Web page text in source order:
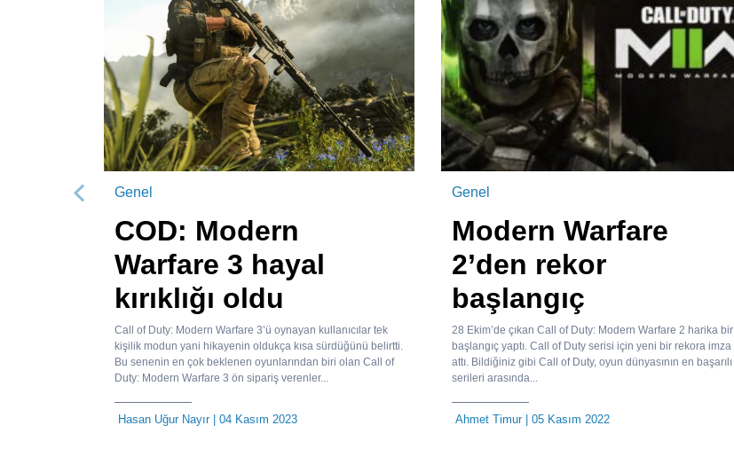
Genel
COD: Modern
Warfare 3 hayal
kırıklığı oldu
Call of Duty: Modern Warfare 3’ü oynayan kullanıcılar tek
kişilik modun yani hikayenin oldukça kısa sürdüğünü belirtti.
Bu senenin en çok beklenen oyunlarından biri olan Call of
Duty: Modern Warfare 3 ön sipariş verenler...
Hasan Uğur Nayır| 04 Kasım 2023
Genel
Modern Warfare
2’den rekor
başlangıç
28 Ekim’de çıkan Call of Duty: Modern Warfare 2 harika bir
başlangıç yaptı. Call of Duty serisi için yeni bir rekora imza
attı. Bildiğiniz gibi Call of Duty, oyun dünyasının en başarılı
serileri arasında...
Ahmet Timur| 05 Kasım 2022
Önceki